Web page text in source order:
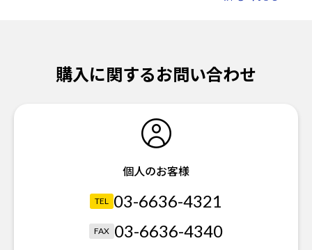
購入に関するお問い合わせ
個人のお客様
TEL 03-6636-4321
FAX 03-6636-4340